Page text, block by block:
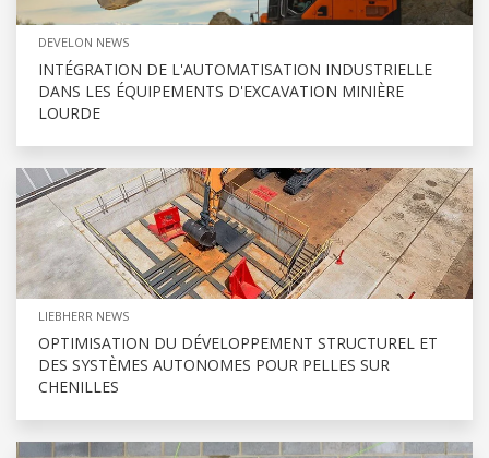
DEVELON NEWS
INTÉGRATION DE L'AUTOMATISATION INDUSTRIELLE
DANS LES ÉQUIPEMENTS D'EXCAVATION MINIÈRE
LOURDE
LIEBHERR NEWS
OPTIMISATION DU DÉVELOPPEMENT STRUCTUREL ET
DES SYSTÈMES AUTONOMES POUR PELLES SUR
CHENILLES